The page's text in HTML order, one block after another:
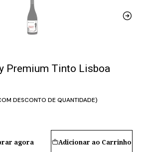
Premium Tinto Lisboa
DESCONTO DE QUANTIDADE)
Adicionar ao Carrinho
agora